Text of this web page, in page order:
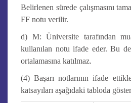
Belirlenen sürede çalışmasını
FF notu verilir.
d) M: Üniversite tarafından
kullanılan notu ifade eder. Bu
ortalamasına katılmaz.
(4) Başarı notlarının ifade
katsayıları aşağıdaki tabloda